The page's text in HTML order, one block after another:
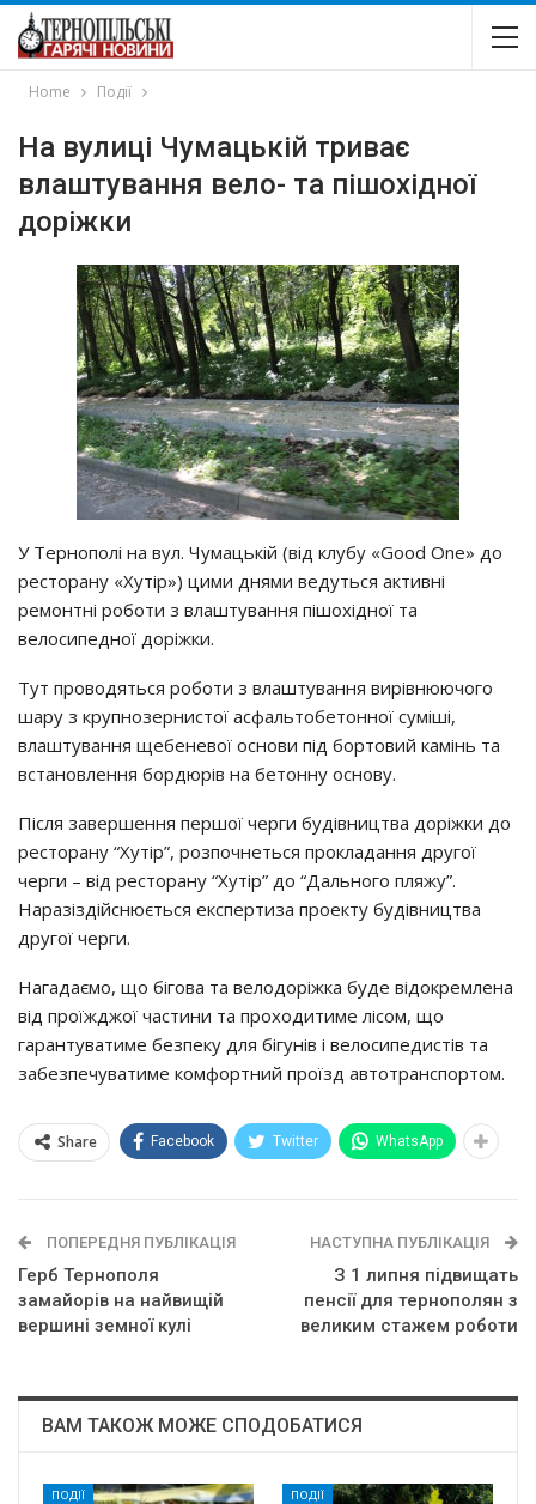
Home Події
На вулиці Чумацькій триває
влаштування вело- та пішохідної
доріжки
У Тернополі на вул. Чумацькій (від клубу «Good One» до
ресторану «Хутір») цими днями ведуться активні
ремонтні роботи з влаштування пішохідної та
велосипедної доріжки.
Тут проводяться роботи з влаштування вирівнюючого
шару з крупнозернистої асфальтобетонної суміші,
влаштування щебеневої основи під бортовий камінь та
встановлення бордюрів на бетонну основу.
Після завершення першої черги будівництва доріжки до
ресторану “Хутір”, розпочнеться прокладання другої
черги – від ресторану “Хутір” до “Дального пляжу”.
Наразіздійснюється експертиза проекту будівництва
другої черги.
Нагадаємо, що бігова та велодоріжка буде відокремлена
від проїжджої частини та проходитиме лісом, що
гарантуватиме безпеку для бігунів і велосипедистів та
забезпечуватиме комфортний проїзд автотранспортом.
Share Facebook Twitter WhatsApp
ПОПЕРЕДНЯ ПУБЛІКАЦІЯ
Герб Тернополя
замайорів на найвищій
вершині земної кулі
НАСТУПНА ПУБЛІКАЦІЯ
З 1 липня підвищать
пенсії для тернополян з
великим стажем роботи
ВАМ ТАКОЖ МОЖЕ СПОДОБАТИСЯ
ПОДІЇ ПОДІЇ